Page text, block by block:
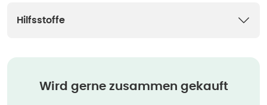
Hilfsstoffe
Wird gerne zusammen gekauft